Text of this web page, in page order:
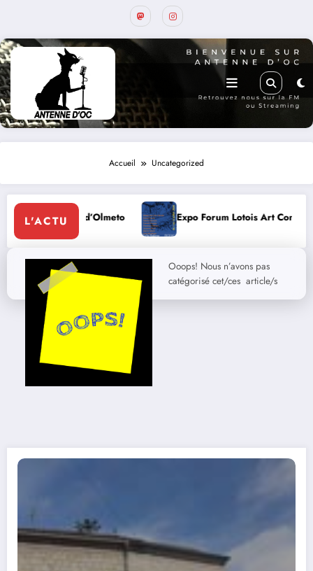
Accueil Uncategorized
L'ACTU
d’Olmeto Expo Forum Lotois Art Contemporain 2026
Ooops! Nous n’avons pas
catégorisé cet/ces article/s